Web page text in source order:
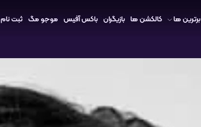
برترین ها کالکشن ها بازیگران باکس آفیس موجو مگ ثبت نام